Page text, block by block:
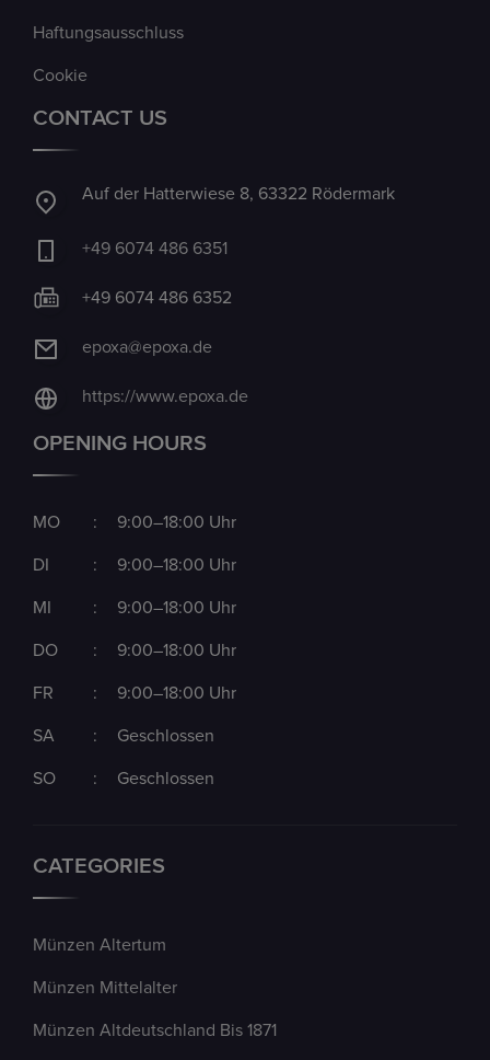
Haftungsausschluss
Cookie
CONTACT US
Auf der Hatterwiese 8, 63322 Rödermark
+49 6074 486 6351
+49 6074 486 6352
epoxa@epoxa.de
https://www.epoxa.de
OPENING HOURS
MO : 9:00–18:00 Uhr
DI : 9:00–18:00 Uhr
MI : 9:00–18:00 Uhr
DO : 9:00–18:00 Uhr
FR : 9:00–18:00 Uhr
SA : Geschlossen
SO : Geschlossen
CATEGORIES
Münzen Altertum
Münzen Mittelalter
Münzen Altdeutschland Bis 1871